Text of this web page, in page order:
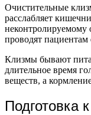
Очистительные
расслабляет
проводят
Клизмы бывают
длительное время
веществ, а
Подготовка